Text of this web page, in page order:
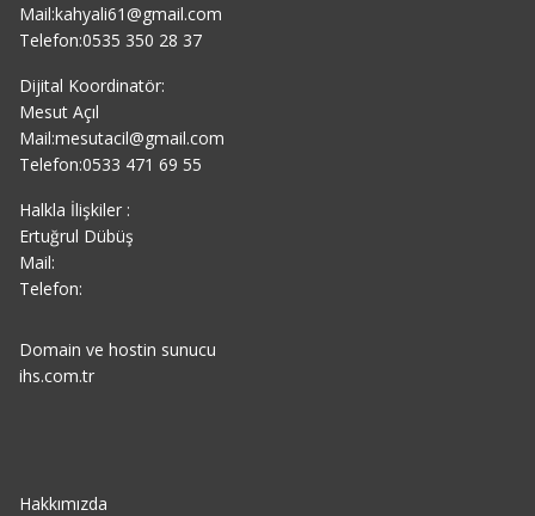
Mail:kahyali61@gmail.com
Telefon:0535 350 28 37
Dijital Koordinatör:
Mesut Açıl
Mail:mesutacil@gmail.com
Telefon:0533 471 69 55
Halkla İlişkiler :
Ertuğrul Dübüş
Mail:
Telefon:
Domain ve hostin sunucu
ihs.com.tr
Hakkımızda